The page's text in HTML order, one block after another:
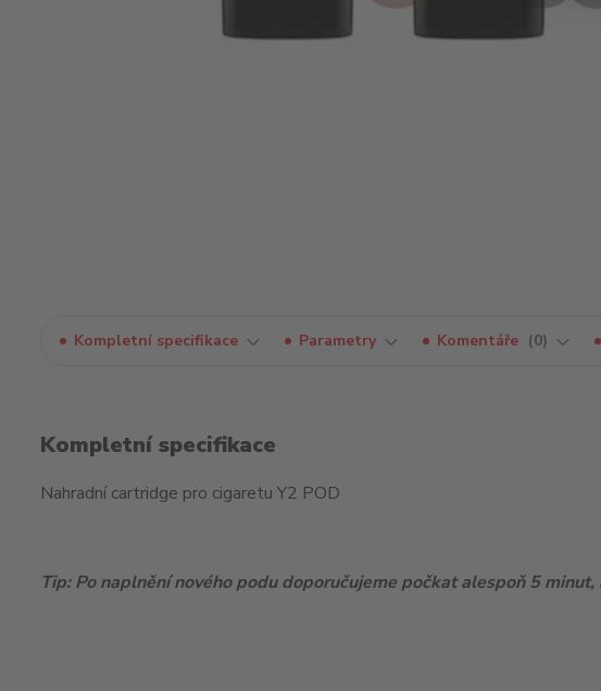
Kompletní specifikace Parametry Komentáře 0
Kompletní specifikace
Nahradní cartridge pro cigaretu Y2 POD
Tip: Po naplnění nového podu doporučujeme počkat alespoň 5